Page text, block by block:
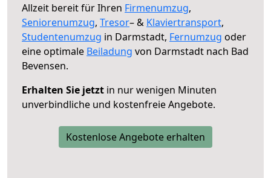
Allzeit bereit für Ihren Firmenumzug,
Seniorenumzug, Tresor– & Klaviertransport,
Studentenumzug in Darmstadt, Fernumzug oder
eine optimale Beiladung von Darmstadt nach Bad
Bevensen.
Erhalten Sie jetzt in nur wenigen Minuten
unverbindliche und kostenfreie Angebote.
Kostenlose Angebote erhalten